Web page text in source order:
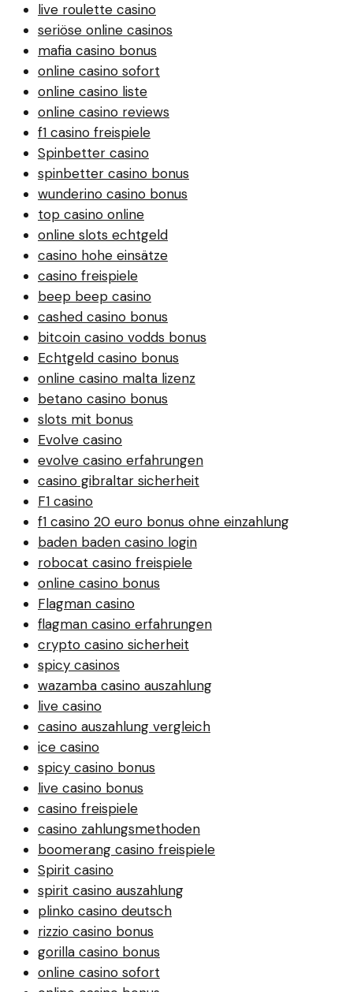
live roulette casino
seriöse online casinos
mafia casino bonus
online casino sofort
online casino liste
online casino reviews
f1 casino freispiele
Spinbetter casino
spinbetter casino bonus
wunderino casino bonus
top casino online
online slots echtgeld
casino hohe einsätze
casino freispiele
beep beep casino
cashed casino bonus
bitcoin casino vodds bonus
Echtgeld casino bonus
online casino malta lizenz
betano casino bonus
slots mit bonus
Evolve casino
evolve casino erfahrungen
casino gibraltar sicherheit
F1 casino
f1 casino 20 euro bonus ohne einzahlung
baden baden casino login
robocat casino freispiele
online casino bonus
Flagman casino
flagman casino erfahrungen
crypto casino sicherheit
spicy casinos
wazamba casino auszahlung
live casino
casino auszahlung vergleich
ice casino
spicy casino bonus
live casino bonus
casino freispiele
casino zahlungsmethoden
boomerang casino freispiele
Spirit casino
spirit casino auszahlung
plinko casino deutsch
rizzio casino bonus
gorilla casino bonus
online casino sofort